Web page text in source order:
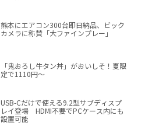
熊本にエアコン300台即日納品、ビック
カメラに称賛「大ファインプレー」
「鬼おろし牛タン丼」がおいしそ！夏限
定で1110円～
USB-Cだけで使える9.2型サブディスプ
レイ登場 HDMI不要でPCケース内にも
設置可能